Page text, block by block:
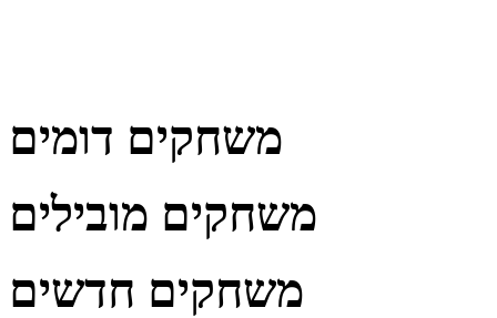
משחקים דומים
משחקים מובילים
משחקים חדשים